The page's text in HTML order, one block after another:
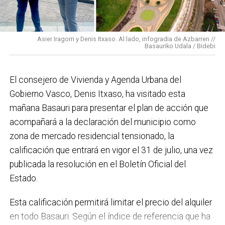
para mucho. En Medio Ambiente destacaría el
impulso para la creación de huertos urbanos,la
elaboración del Plan General de Actuación Energética,
el Plan de Acción contra el Ruido y la instalación de
régimen de autoconsumo, que hacen de Basauri un
municipio más sostenible y preparado para el futuro.
En ese sentido, estamos trabajando en acciones de
clima y energía, entre las que destacan el diseño de
una red de refugios climáticos, junto con un Plan de
Actuación ante Episodios de Altas Temperaturas,
como las que recientemente hemos sufrido.
proyecto de lanueva haurreskola que se construirá en
Sarratu, junto a Arizko Ikastola, y que es una apuesta
Asier Iragorri y Denis Itxaso. Al lado, infogradia de Azbarren //
Basauriko Udala / Bidebi
El consejero de Vivienda y Agenda Urbana del
Gobierno Vasco, Denis Itxaso, ha visitado esta
mañana Basauri para presentar el plan de acción que
acompañará a la declaración del municipio como
zona de mercado residencial tensionado, la
calificación que entrará en vigor el 31 de julio, una vez
publicada la resolución en el Boletín Oficial del
Estado.
Esta calificación permitirá limitar el precio del alquiler
en todo Basauri. Según el índice de referencia que ha